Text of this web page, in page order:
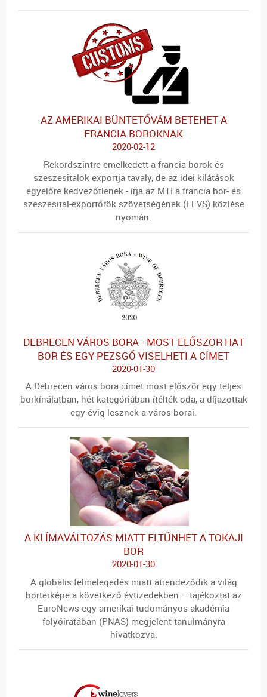
AZ AMERIKAI BÜNTETŐVÁM BETEHET A
FRANCIA BOROKNAK
2020-02-12
Rekordszintre emelkedett a francia borok és
szeszesitalok exportja tavaly, de az idei kilátások
egyelőre kedvezőtlenek - írja az MTI a francia bor- és
szeszesital-exportőrök szövetségének (FEVS) közlése
nyomán.
DEBRECEN VÁROS BORA - MOST ELŐSZÖR HAT
BOR ÉS EGY PEZSGŐ VISELHETI A CÍMET
2020-01-30
A Debrecen város bora címet most először egy teljes
borkínálatban, hét kategóriában ítélték oda, a díjazottak
egy évig lesznek a város borai.
A KLÍMAVÁLTOZÁS MIATT ELTŰNHET A TOKAJI
BOR
2020-01-30
A globális felmelegedés miatt átrendeződik a világ
bortérképe a következő évtizedekben – tájékoztat az
EuroNews egy amerikai tudományos akadémia
folyóiratában (PNAS) megjelent tanulmányra
hivatkozva.